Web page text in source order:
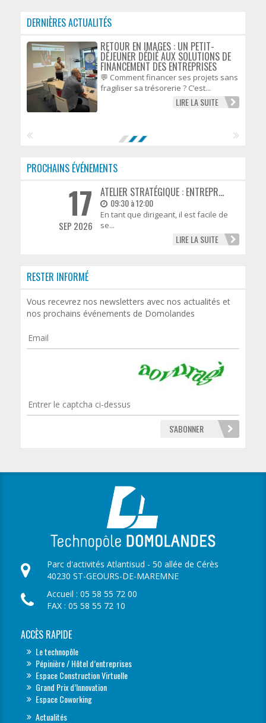
DERNIÈRES ACTUALITÉS
RETOUR EN IMAGES : UN PETIT-
DÉJEUNER DÉDIÉ AUX SOLUTIONS DE
FINANCEMENT DES ENTREPRISES
💬 Comment financer ses projets sans
fragiliser sa trésorerie ? C’est...
LIRE LA SUITE
PROCHAINS ÉVÉNEMENTS
17
SEP 2026
ATELIER STRATÉGIQUE : ENTREPR...
09:30 à 12:00
En tant que dirigeant, il est facile de
se...
LIRE LA SUITE
RESTER INFORMÉ
Vous recevrez nos newsletters avec nos actualités et
nos prochains événements de Domolandes
Parc d'activités Atlantisud - 50 allée de Cérès
40230 ST-GEOURS-DE-MAREMNE
Accueil : 05 58 55 72 00
FAX : 05 58 55 72 10
ACCÈS RAPIDE
Le technopôle
Pépinière / Hôtel d’entreprises
Espace Construction Virtuelle
Grand Prix d’Innovation
Espace Coworking
Actualités